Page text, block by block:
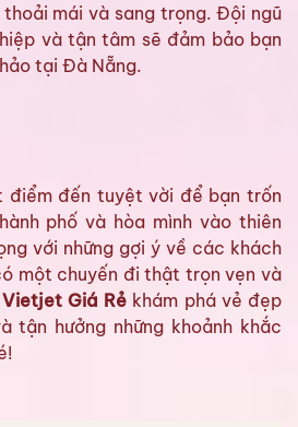
thoải mái và sang trọng. Đội ngũ
và tận tâm sẽ đảm bảo bạn
tại Đà Nẵng.
điểm đến tuyệt vời để bạn trốn
phố và hòa mình vào thiên
với những gợi ý về các khách
một chuyến đi thật trọn vẹn và
Vietjet Giá Rẻ khám phá vẻ đẹp
tận hưởng những khoảnh khắc